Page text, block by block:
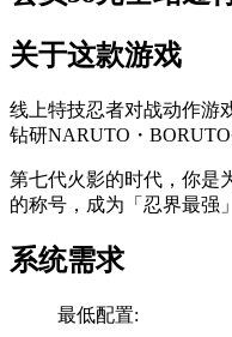
关于这款游戏
线上特技忍者对战动作游
钻研NARUTO・
第七代火影的时代，你是
的称号，成为「忍界最强
系统需求
最低配置: